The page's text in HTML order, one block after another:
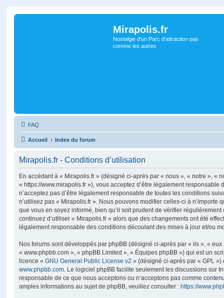
Mirapolis.fr
Nostalgie d'un Parc d'attraction pas
comme les autres
FAQ
Accueil Index du forum
Mirapolis.fr - Conditions d’utilisation
En accédant à « Mirapolis.fr » (désigné ci-après par « nous », « notre », «
« https://www.mirapolis.fr »), vous acceptez d’être légalement responsable
n’acceptez pas d’être légalement responsable de toutes les conditions
n’utilisez pas « Mirapolis.fr ». Nous pouvons modifier celles-ci à n’importe
que vous en soyez informé, bien qu’il soit prudent de vérifier
continuez d’utiliser « Mirapolis.fr » alors que des changements ont été
légalement responsable des conditions découlant des mises à jour et/ou
Nos forums sont développés par phpBB (désigné ci-après par « ils », «
« www.phpbb.com », « phpBB Limited », « Équipes phpBB ») qui est un
licence « GNU General Public License v2 » (désigné ci-après par « GPL
www.phpbb.com. Le logiciel phpBB facilite seulement les discussions sur
responsable de ce que nous acceptons ou n’acceptons pas comme
amples informations au sujet de phpBB, veuillez consulter : https://